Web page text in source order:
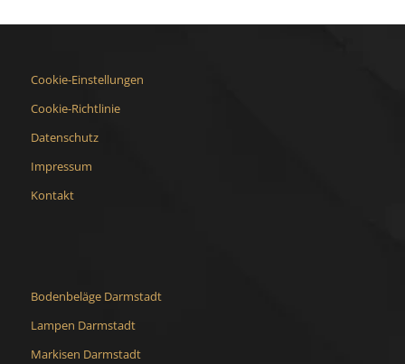
Cookie-Einstellungen
Cookie-Richtlinie
Datenschutz
Impressum
Kontakt
Bodenbeläge Darmstadt
Lampen Darmstadt
Markisen Darmstadt